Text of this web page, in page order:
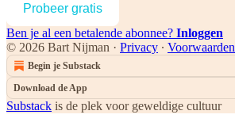
Probeer gratis
Ben je al een betalende abonnee? Inloggen
© 2026 Bart Nijman · Privacy ∙ Voorwaarden
Begin je Substack
Download de App
Substack is de plek voor geweldige cultuur